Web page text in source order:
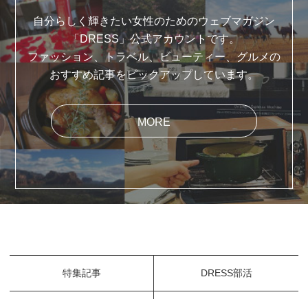
自分らしく輝きたい女性のためのウェブマガジン
「DRESS」公式アカウントです。
ファッション、トラベル、ビューティー、グルメの
おすすめ記事をピックアップしています。
MORE
特集記事 DRESS部活